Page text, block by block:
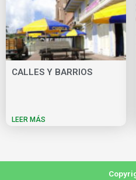
CALLES Y BARRIOS
LEER MÁS